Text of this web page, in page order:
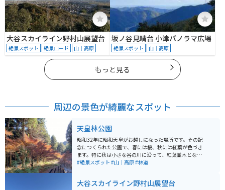
大谷スカイライン野村山展望台
絶景スポット 絶景ロード 山｜高原
坂ノ谷見晴台 小津パノラマ広場
絶景スポット 山｜高原
もっと見る
周辺の景色が綺麗なスポット
天皇林公園
昭和32年に昭和天皇がお越しになった場所です。その記
念につくられた公園で、春には桜、秋には紅葉が色づき
ます。特に秋は小さな谷の川に沿って、紅葉並木とな
り、とても綺麗に色づきます。休憩スペースもあるの
#絶景スポット #山｜高原#林道
大谷スカイライン野村山展望台